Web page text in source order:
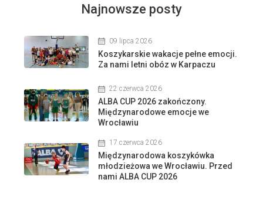
Najnowsze posty
09 lipca 2026
Koszykarskie wakacje pełne emocji.
Za nami letni obóz w Karpaczu
22 czerwca 2026
ALBA CUP 2026 zakończony.
Międzynarodowe emocje we
Wrocławiu
17 czerwca 2026
Międzynarodowa koszykówka
młodzieżowa we Wrocławiu. Przed
nami ALBA CUP 2026